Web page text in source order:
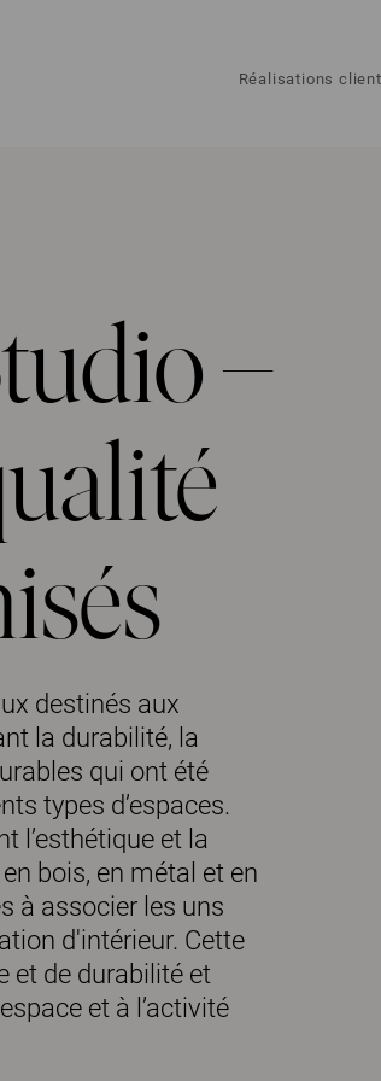
Réalisations
–
destinés aux
la durabilité, la
qui ont été
types d’espaces.
l’esthétique et la
bois, en métal et en
à associer les uns
d'intérieur. Cette
et de durabilité et
et à l’activité